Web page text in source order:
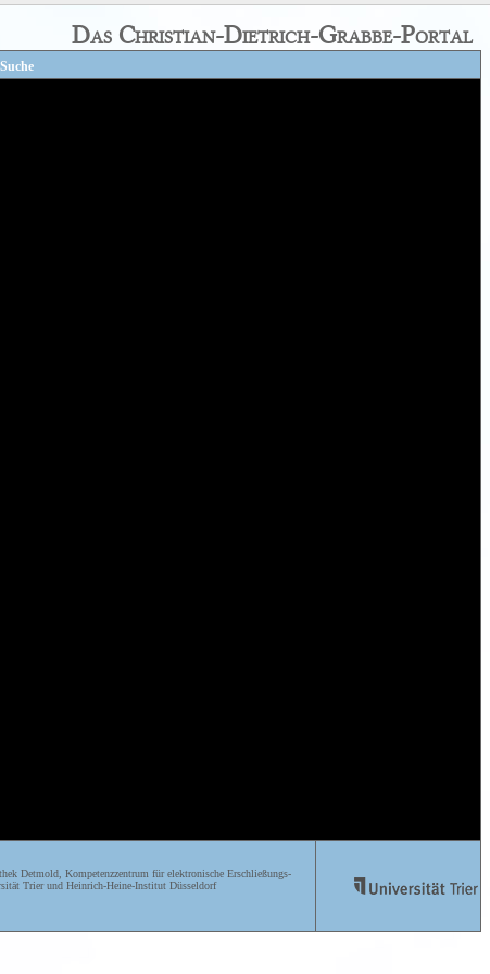
Das Christian-Dietrich-Grabbe-Portal
Suche
Detmold, Kompetenzzentrum für elektronische Erschließungs-
Trier und Heinrich-Heine-Institut Düsseldorf